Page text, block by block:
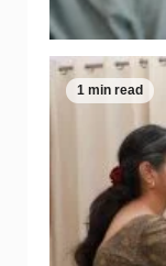
1 min read